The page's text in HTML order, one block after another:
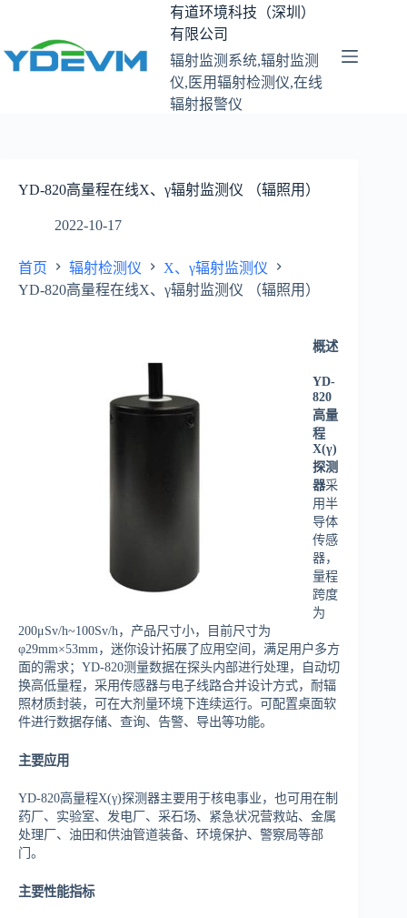
内
容
有道环境科技（深圳）
有限公司
辐射监测系统,辐射监测
仪,医用辐射检测仪,在线
辐射报警仪
YD-820高量程在线X、γ辐射监测仪 （辐照用）
2022-10-17
首页 辐射检测仪
X、γ辐射监测仪
YD-820高量程在线X、γ辐射监测仪 （辐照用）
概述
YD-
820
高量
程
X(γ)
探测
器采
用半
导体
传感
器，
量程
跨度
为
200μSv/h~100Sv/h，产品尺寸小，目前尺寸为
φ29mm×53mm，迷你设计拓展了应用空间，满足用户多方
面的需求；YD-820测量数据在探头内部进行处理，自动切
换高低量程，采用传感器与电子线路合并设计方式，耐辐
照材质封装，可在大剂量环境下连续运行。可配置桌面软
件进行数据存储、查询、告警、导出等功能。
主要应用
YD-820高量程X(γ)探测器主要用于核电事业，也可用在制
药厂、实验室、发电厂、采石场、紧急状况营救站、金属
处理厂、油田和供油管道装备、环境保护、警察局等部
门。
主要性能指标